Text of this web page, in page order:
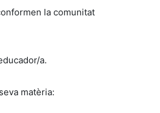
la comunitat
a.
matèria: